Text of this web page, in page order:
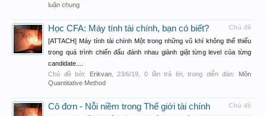
luận chung
Chủ đề
Học CFA: Máy tính tài chính, bạn có biết?
[ATTACH] Máy tính tài chính Một trong những vũ khí không thể thiếu
trong quá trình chiến đấu đánh nhau giành giật từng level của từng
candidate....
Chủ đề bởi:
Erikvan,23/6/19 , 0 lần trả lời, trong diễn đàn: Môn
Quantitative Method
Chủ đề
Cô đơn - Nỗi niềm trong Thế giới tài chính